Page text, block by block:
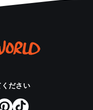
ださい